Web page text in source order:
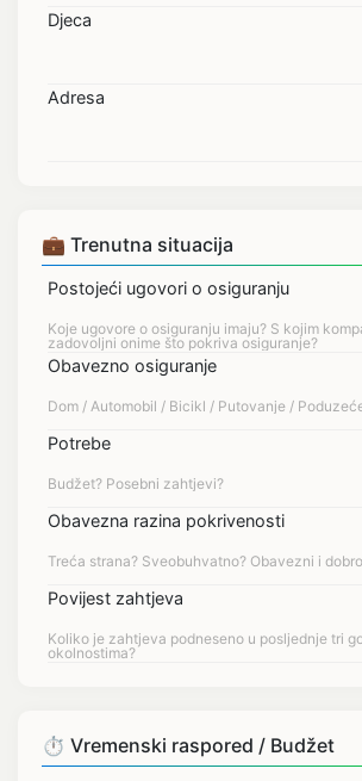
Djeca
Adresa
💼 Trenutna situacija
Postojeći ugovori o osiguranju
Obavezno osiguranje
Potrebe
Obavezna razina pokrivenosti
Povijest zahtjeva
⏱️ Vremenski raspored / Budžet